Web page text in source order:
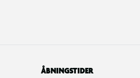
ÅBNINGSTIDER